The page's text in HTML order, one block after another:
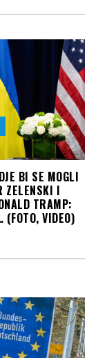
BI SE MOGLI
ZELENSKI I
TRAMP:
(FOTO, VIDEO)